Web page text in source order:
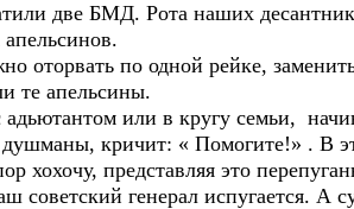
две БМД. Рота наших
оторвать по одной рейке,
те апельсины.
или в кругу семьи,
кричит: « Помогите!» . В
представляя это
советский генерал испугается.